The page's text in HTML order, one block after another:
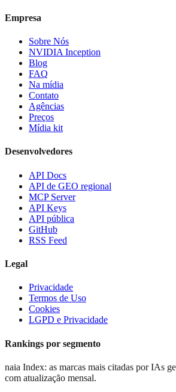
Empresa
Sobre Nós
NVIDIA Inception
Blog
FAQ
Na mídia
Contato
Agências
Preços
Mídia kit
Desenvolvedores
API Docs
API de GEO regional
MCP Server
API Keys
API pública
GitHub
RSS Feed
Legal
Privacidade
Termos de Uso
Cookies
LGPD e Privacidade
Rankings por segmento
naia Index: as marcas mais citadas por IAs
com atualização mensal.